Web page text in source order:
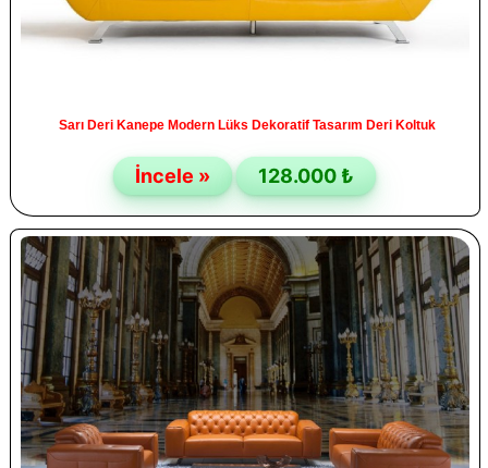
Sarı Deri Kanepe Modern Lüks Dekoratif Tasarım Deri Koltuk
İncele » 128.000 ₺